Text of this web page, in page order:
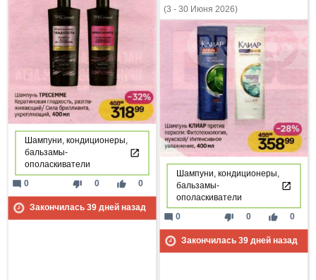
Шампуни, кондиционеры,
бальзамы-
ополаскиватели
thumb_down 0 thumb_up 0
mode_comment 0
Закончилась 39дней назад
(3 - 30 Июня 2026)
Шампуни, кондиционеры,
бальзамы-
ополаскиватели
thumb_down 0 thumb_up 0
mode_comment 0
Закончилась 39дней назад